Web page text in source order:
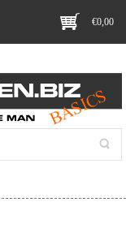
€0,00